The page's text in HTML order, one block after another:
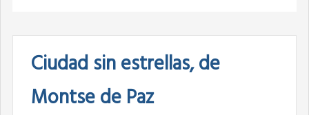
Ciudad sin estrellas, de
Montse de Paz